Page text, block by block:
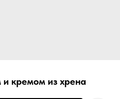
кремом из хрена